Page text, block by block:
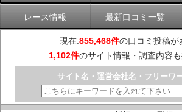
レース情報 最新口コミ一覧
現在:855,468件の口コミ投稿が
1,102件のサイト情報・調査内容
サイト名・運営会社名・フリーワ